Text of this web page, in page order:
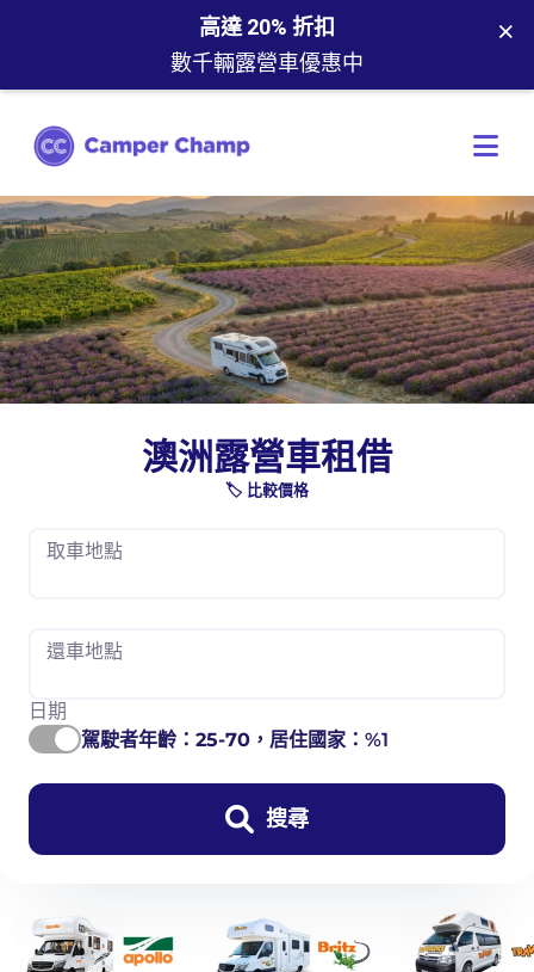
高達 20% 折扣
數千輛露營車優惠中
×
澳洲露營車租借
🏷️ 比較價格
取車地點
還車地點
日期
駕駛者年齡： 25-70 ，居住國家：%1
搜尋